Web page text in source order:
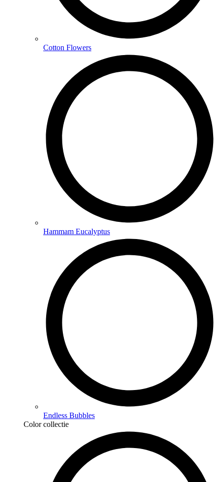
Cotton Flowers
Hammam Eucalyptus
Endless Bubbles
Color collectie